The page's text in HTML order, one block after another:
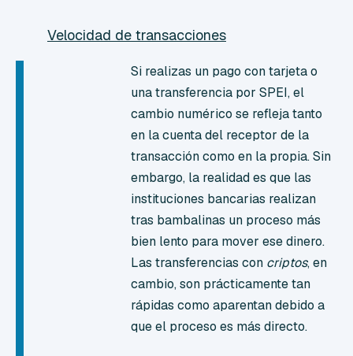
Velocidad de transacciones
Si realizas un pago con tarjeta o
una transferencia por SPEI, el
cambio numérico se refleja tanto
en la cuenta del receptor de la
transacción como en la propia. Sin
embargo, la realidad es que las
instituciones bancarias realizan
tras bambalinas un proceso más
bien lento para mover ese dinero.
Las transferencias con criptos, en
cambio, son prácticamente tan
rápidas como aparentan debido a
que el proceso es más directo.